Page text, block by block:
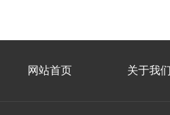
网站首页 关于我们